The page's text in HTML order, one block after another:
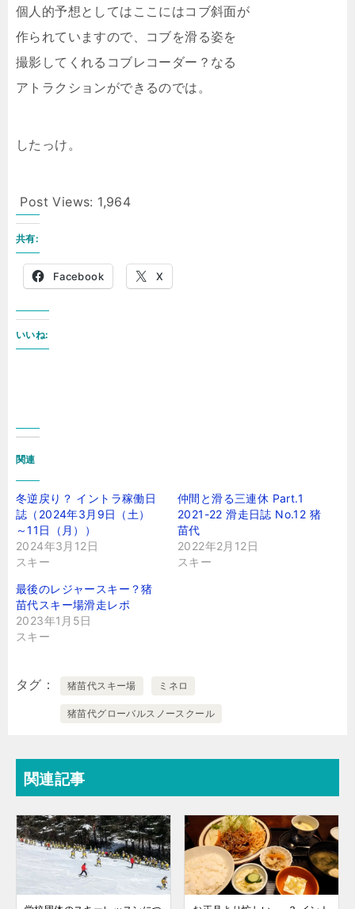
個人的予想としてはここにはコブ斜面が
作られていますので、コブを滑る姿を
撮影してくれるコブレコーダー？なる
アトラクションができるのでは。
したっけ。
Post Views: 1,964
共有:
Facebook X
いいね:
関連
冬逆戻り？ イントラ稼働日
誌（2024年3月9日（土）
～11日（月））
2024年3月12日
スキー
仲間と滑る三連休 Part.1
2021-22 滑走日誌 No.12 猪
苗代
2022年2月12日
スキー
最後のレジャースキー？猪
苗代スキー場滑走レポ
2023年1月5日
スキー
タグ 猪苗代スキー場 ミネロ
猪苗代グローバルスノースクール
関連記事